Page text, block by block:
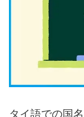
タイ語での国